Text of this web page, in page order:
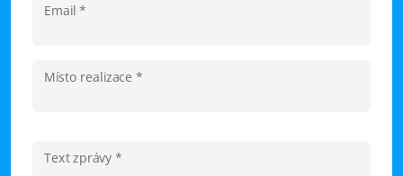
Email *
Místo realizace *
Text zprávy *